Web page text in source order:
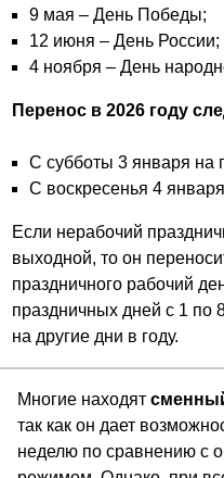
9 мая – День Победы;
12 июня – День России;
4 ноября – День
Перенос в 2026 году
С субботы 3 января на
С воскресенья 4
Если нерабочий
выходной, то он
праздничного рабочий
праздничных дней с 1 по
на другие дни в году.
Многие находят
так как он дает
неделю по сравнению с